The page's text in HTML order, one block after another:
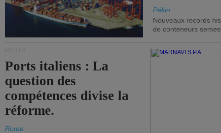
Pékin
Nouveaux records
de conteneurs
Ports italiens : La
question des
compétences divise la
réforme.
Rome